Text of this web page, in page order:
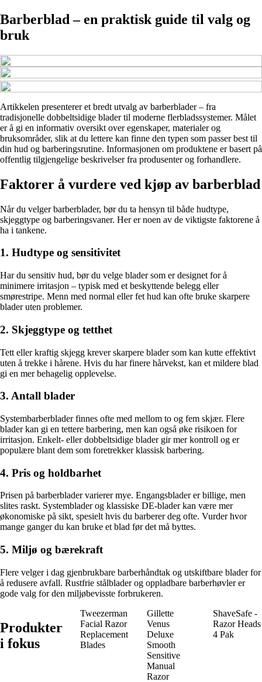
Barberblad – en praktisk guide til valg og
bruk
Artikkelen presenterer et bredt utvalg av barberblader – fra
tradisjonelle dobbeltsidige blader til moderne flerbladssystemer. Målet
er å gi en informativ oversikt over egenskaper, materialer og
bruksområder, slik at du lettere kan finne den typen som passer best til
din hud og barberingsrutine. Informasjonen om produktene er basert på
offentlig tilgjengelige beskrivelser fra produsenter og forhandlere.
Faktorer å vurdere ved kjøp av barberblad
Når du velger barberblader, bør du ta hensyn til både hudtype,
skjeggtype og barberingsvaner. Her er noen av de viktigste faktorene å
ha i tankene.
1. Hudtype og sensitivitet
Har du sensitiv hud, bør du velge blader som er designet for å
minimere irritasjon – typisk med et beskyttende belegg eller
smørestripe. Menn med normal eller fet hud kan ofte bruke skarpere
blader uten problemer.
2. Skjeggtype og tetthet
Tett eller kraftig skjegg krever skarpere blader som kan kutte effektivt
uten å trekke i hårene. Hvis du har finere hårvekst, kan et mildere blad
gi en mer behagelig opplevelse.
3. Antall blader
Systembarberblader finnes ofte med mellom to og fem skjær. Flere
blader kan gi en tettere barbering, men kan også øke risikoen for
irritasjon. Enkelt- eller dobbeltsidige blader gir mer kontroll og er
populære blant dem som foretrekker klassisk barbering.
4. Pris og holdbarhet
Prisen på barberblader varierer mye. Engangsblader er billige, men
slites raskt. Systemblader og klassiske DE-blader kan være mer
økonomiske på sikt, spesielt hvis du barberer deg ofte. Vurder hvor
mange ganger du kan bruke et blad før det må byttes.
5. Miljø og bærekraft
Flere velger i dag gjenbrukbare barberhåndtak og utskiftbare blader for
å redusere avfall. Rustfrie stålblader og oppladbare barberhøvler er
gode valg for den miljøbevisste forbrukeren.
Produkter
i fokus
Tweezerman
Facial Razor
Replacement
Blades
Gillette
Venus
Deluxe
Smooth
Sensitive
Manual
Razor
ShaveSafe -
Razor Heads
4 Pak